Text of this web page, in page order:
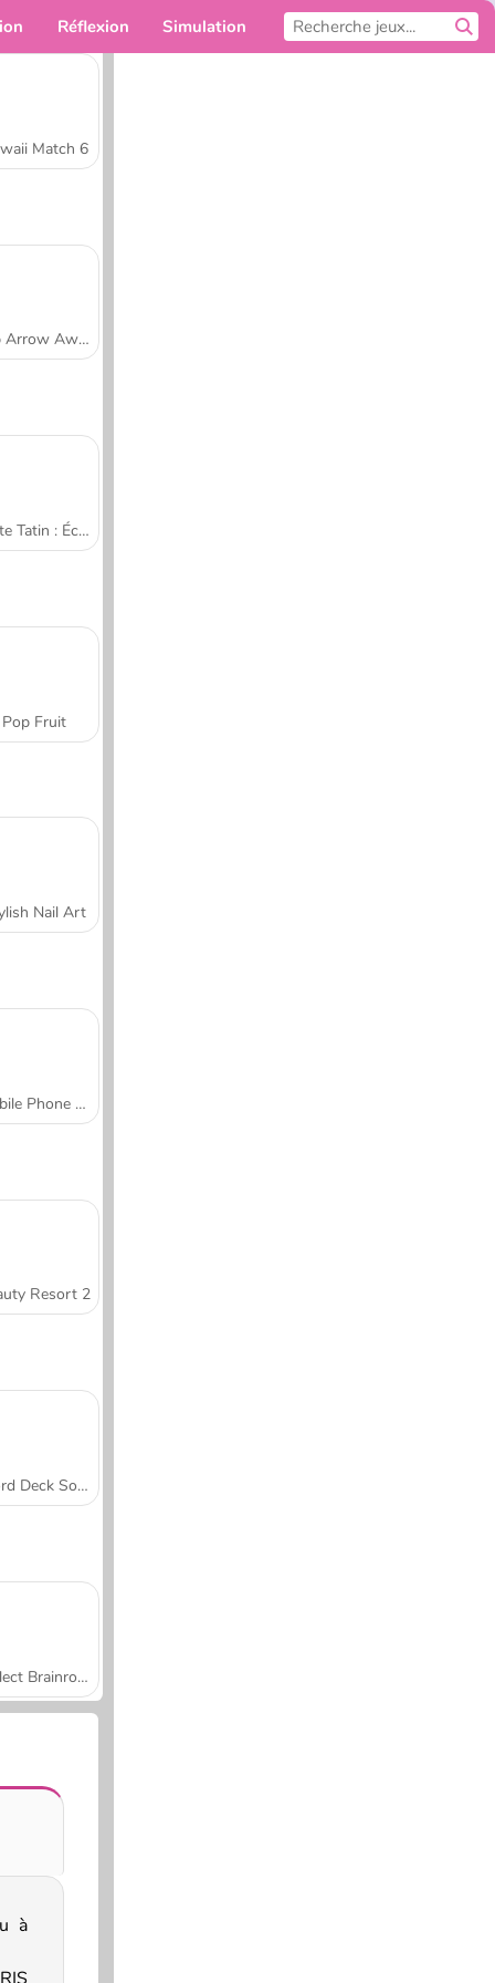
Réflexion Simulation
Match 6
Tap Arrow Away
Tarte Tatin : École de cuisine de Sara
Pop Fruit
Nail Art
Mobile Phone Case Design & DIY
Resort 2
Word Deck Solitaire
Collect Brainrot Arena
à